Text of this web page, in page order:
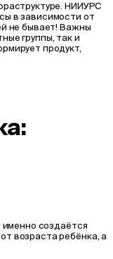
НИИУРС
в зависимости от
не бывает! Важны
группы, так и
продукт,
именно создаётся
возраста ребёнка, а